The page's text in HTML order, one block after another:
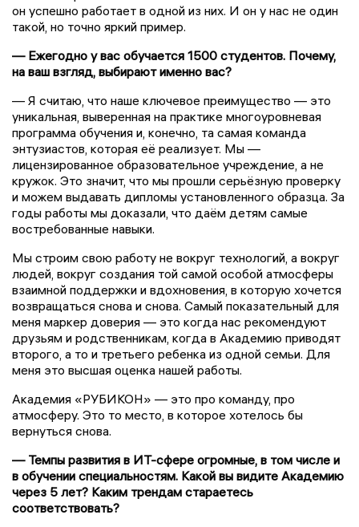
он успешно работает в одной из них. И он у нас не один
такой, но точно яркий пример.
— Ежегодно у вас обучается 1500 студентов. Почему,
на ваш взгляд, выбирают именно вас?
— Я считаю, что наше ключевое преимущество — это
уникальная, выверенная на практике многоуровневая
программа обучения и, конечно, та самая команда
энтузиастов, которая её реализует. Мы —
лицензированное образовательное учреждение, а не
кружок. Это значит, что мы прошли серьёзную проверку
и можем выдавать дипломы установленного образца. За
годы работы мы доказали, что даём детям самые
востребованные навыки.
Мы строим свою работу не вокруг технологий, а вокруг
людей, вокруг создания той самой особой атмосферы
взаимной поддержки и вдохновения, в которую хочется
возвращаться снова и снова. Самый показательный для
меня маркер доверия — это когда нас рекомендуют
друзьям и родственникам, когда в Академию приводят
второго, а то и третьего ребенка из одной семьи. Для
меня это высшая оценка нашей работы.
Академия «РУБИКОН» — это про команду, про
атмосферу. Это то место, в которое хотелось бы
вернуться снова.
— Темпы развития в ИТ-сфере огромные, в том числе и
в обучении специальностям. Какой вы видите Академию
через 5 лет? Каким трендам стараетесь
соответствовать?